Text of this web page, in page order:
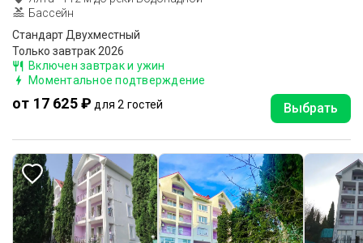
Бассейн
Стандарт Двухместный
Только завтрак 2026
Включен завтрак и ужин
Моментальное подтверждение
от 17 625 ₽ для 2 гостей Выбрать